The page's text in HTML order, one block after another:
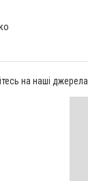
на наші джерела